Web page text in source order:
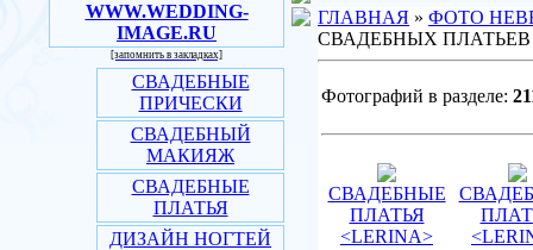
WWW.WEDDING-
IMAGE.RU
[запомнить в закладках]
СВАДЕБНЫЕ
ПРИЧЕСКИ
СВАДЕБНЫЙ
МАКИЯЖ
СВАДЕБНЫЕ
ПЛАТЬЯ
ДИЗАЙН НОГТЕЙ
ГЛАВНАЯ » ФОТО
СВАДЕБНЫХ ПЛАТЬЕВ
Фотографий в разделе:
СВАДЕБНЫЕ
ПЛАТЬЯ
<LERINA>